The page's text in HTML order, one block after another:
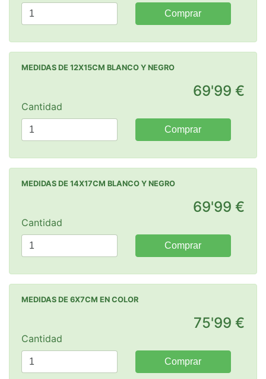
Comprar
MEDIDAS DE 12X15CM BLANCO Y NEGRO
69'99 €
Cantidad
Comprar
MEDIDAS DE 14X17CM BLANCO Y NEGRO
69'99 €
Cantidad
Comprar
MEDIDAS DE 6X7CM EN COLOR
75'99 €
Cantidad
Comprar